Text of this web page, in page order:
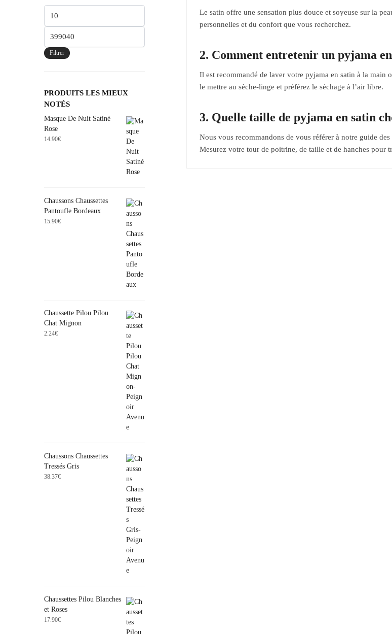
Le satin offre une sensation plus douce et soyeuse sur la
personnelles et du confort que vous recherchez.
2. Comment entretenir un pyjama
Il est recommandé de laver votre pyjama en satin à la main
le mettre au sèche-linge et préférez le séchage à l’air libre.
3. Quelle taille de pyjama en satin
Nous vous recommandons de vous référer à notre guide
Mesurez votre tour de poitrine, de taille et de hanches pour
Filtrer
PRODUITS LES MIEUX
NOTÉS
Masque De Nuit Satiné
Rose
14.90€
Chaussons Chaussettes
Pantoufle Bordeaux
15.90€
Chaussette Pilou Pilou
Chat Mignon
2.24€
Chaussons Chaussettes
Tressés Gris
38.37€
Chaussettes Pilou Blanches
et Roses
17.90€